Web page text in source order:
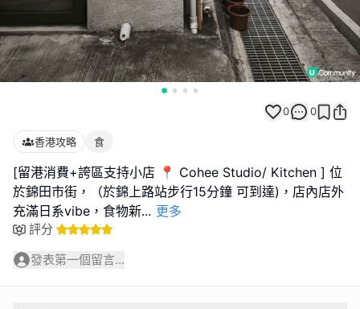
0 0
香港攻略 食
[留港消費+誇區支持小店 📍 Cohee Studio/ Kitchen ] 位
於錦田市街，（於錦上路站步行15分鐘 可到達)，店內店外
充滿日系vibe，食物新... 更多
評分
發表第一個留言...